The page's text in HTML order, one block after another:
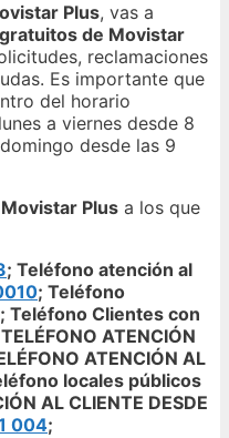
Plus, vas a
de Movistar
reclamaciones
Es importante que
del horario
a viernes desde 8
desde las 9
Plus a los que
; Teléfono atención al
; Teléfono
; Teléfono Clientes con
ATENCIÓN
ATENCIÓN AL
locales públicos
AL CLIENTE DESDE
004;